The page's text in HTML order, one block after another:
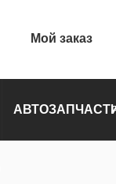
Мой заказ